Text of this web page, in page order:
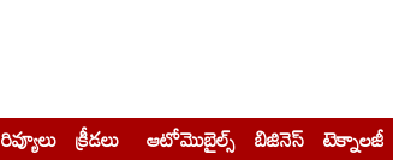
రివ్యూలు క్రీడలు ఆటోమొబైల్స్ బిజినెస్‌ టెక్నాలజీ